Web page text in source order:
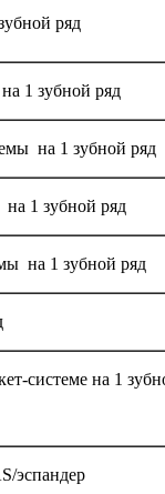
ряд
1 зубной ряд
на 1 зубной ряд
1 зубной ряд
на 1 зубной ряд
системе на 1
эспандер